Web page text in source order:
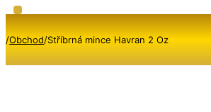
/Obchod/Stříbrná mince Havran 2 Oz